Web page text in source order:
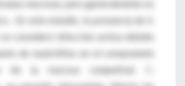
mucosas, pero generalmente no
En este estudio, la presencia de S.
consideró infección activa debido
de neutrófilos en el componente
de la mucosa conjuntival. C.